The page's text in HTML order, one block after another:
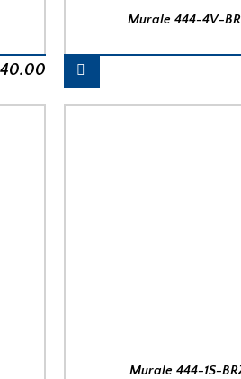
Murale 444-4V-
Murale 444-1S-